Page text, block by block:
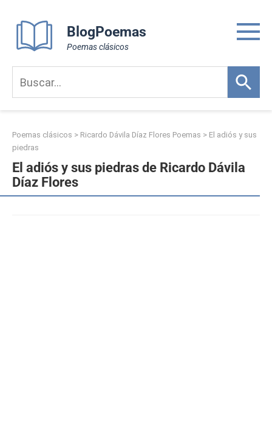
content
BlogPoemas
Poemas clásicos
Poemas clásicos > Ricardo Dávila Díaz Flores Poemas > El adiós y sus
piedras
El adiós y sus piedras de Ricardo Dávila
Díaz Flores